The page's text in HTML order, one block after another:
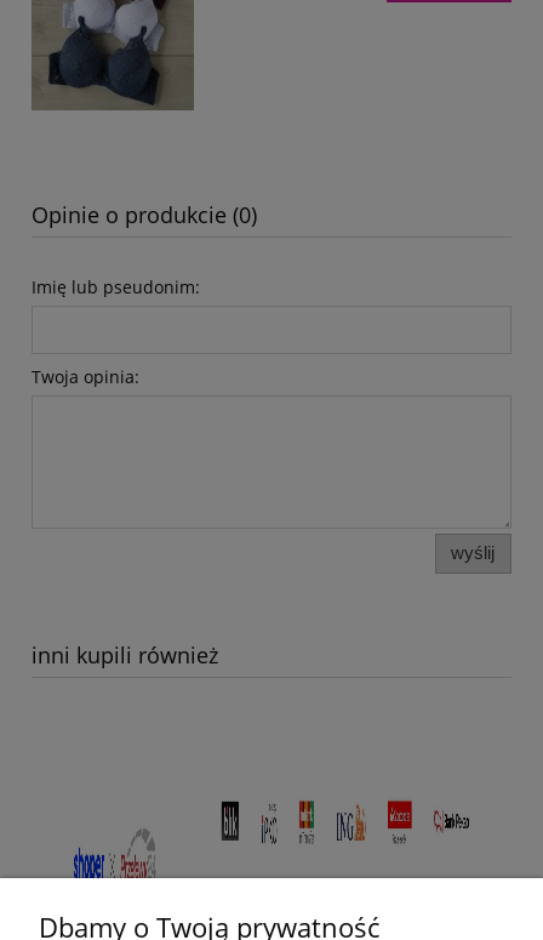
Opinie o produkcie (0)
Imię lub pseudonim:
Twoja opinia:
wyślij
inni kupili również
Dbamy o Twoją prywatność